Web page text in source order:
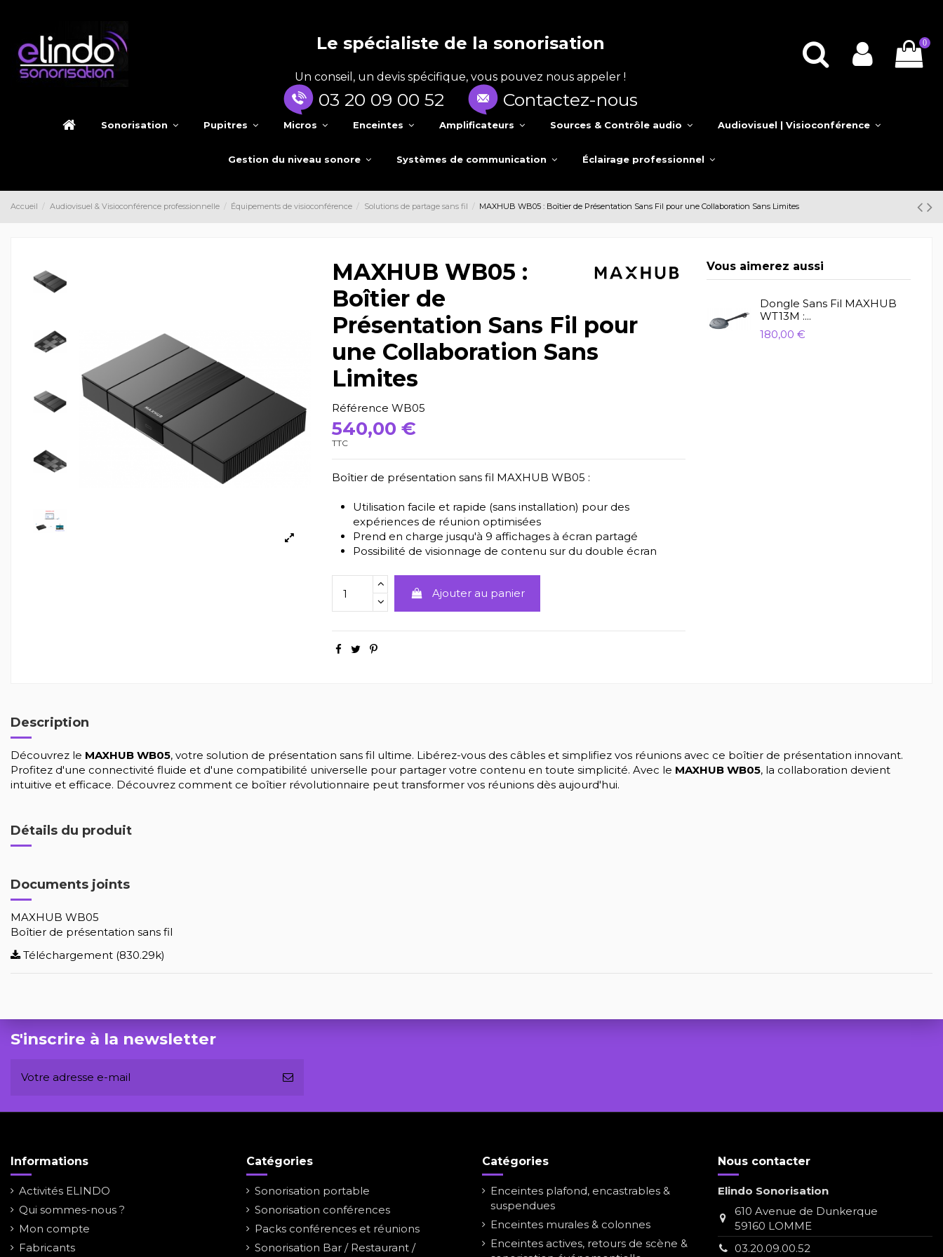
Le spécialiste de la sonorisation
Un conseil, un devis spécifique, vous pouvez nous appeler !
03 20 09 00 52 Contactez-nous
0
Sonorisation Pupitres Micros Enceintes Amplificateurs Sources & Contrôle audio Audiovisuel | Visioconférence
Gestion du niveau sonore Systèmes de communication Éclairage professionnel
Accueil Audiovisuel & Visioconférence professionnelle Équipements de visioconférence Solutions de partage sans fil MAXHUB WB05 : Boîtier de Présentation Sans Fil pour une Collaboration Sans Limites
MAXHUB WB05 :
Boîtier de
Présentation Sans Fil pour
une Collaboration Sans
Limites
Référence WB05
540,00 €
TTC
Boîtier de présentation sans fil MAXHUB WB05 :
Utilisation facile et rapide (sans installation) pour des
expériences de réunion optimisées
Prend en charge jusqu'à 9 affichages à écran partagé
Possibilité de visionnage de contenu sur du double écran
Ajouter au panier
Vous aimerez aussi
Dongle Sans Fil MAXHUB
WT13M :...
180,00 €
Description
Découvrez le MAXHUB WB05, votre solution de présentation sans fil ultime. Libérez-vous des câbles et simplifiez vos réunions avec ce boîtier de présentation innovant.
Profitez d'une connectivité fluide et d'une compatibilité universelle pour partager votre contenu en toute simplicité. Avec le MAXHUB WB05, la collaboration devient
intuitive et efficace. Découvrez comment ce boîtier révolutionnaire peut transformer vos réunions dès aujourd'hui.
Détails du produit
Documents joints
MAXHUB WB05
Boîtier de présentation sans fil
Téléchargement (830.29k)
S'inscrire à la newsletter
Informations
Activités ELINDO
Qui sommes-nous ?
Mon compte
Fabricants
Catégories
Sonorisation portable
Sonorisation conférences
Packs conférences et réunions
Sonorisation Bar / Restaurant /
Catégories
Enceintes plafond, encastrables &
suspendues
Enceintes murales & colonnes
Enceintes actives, retours de scène &
Nous contacter
Elindo Sonorisation
610 Avenue de Dunkerque
59160 LOMME
03.20.09.00.52